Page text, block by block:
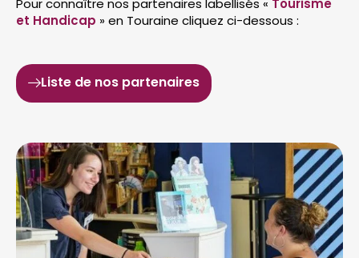
Pour connaître nos partenaires labellisés « Tourisme
et Handicap » en Touraine cliquez ci-dessous :
Liste de nos partenaires